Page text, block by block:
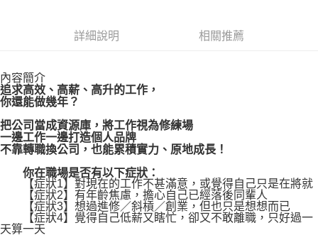
博客來商品配送方式
每筆NT$80，滿NT$1,000(含以上)免運費
詳細說明 相關推薦
內容簡介
追求高效、高薪、高升的工作，
你還能做幾年？
把公司當成資源庫，將工作視為修練場
一邊工作一邊打造個人品牌
不靠轉職換公司，也能累積實力、原地成長！
你在職場是否有以下症狀：
【症狀1】對現在的工作不甚滿意，或覺得自己只是在將就
【症狀2】有年齡焦慮，擔心自己已經落後同輩人
【症狀3】想過進修／斜槓／創業，但也只是想想而已
【症狀4】覺得自己低薪又瞎忙，卻又不敢離職，只好過一
天算一天